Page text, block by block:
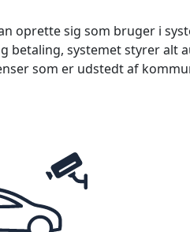
oprette sig som bruger i
betaling, systemet styrer alt
som er udstedt af